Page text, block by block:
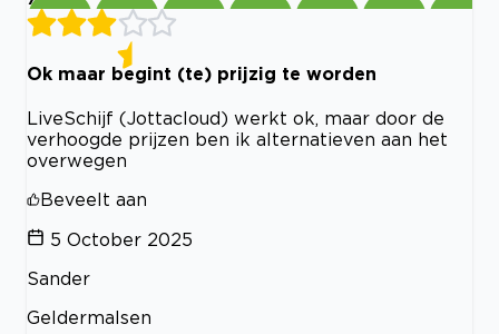
Ok maar begint (te) prijzig te worden
LiveSchijf (Jottacloud) werkt ok, maar door de
verhoogde prijzen ben ik alternatieven aan het
overwegen
Beveelt aan
5 October 2025
Sander
Geldermalsen